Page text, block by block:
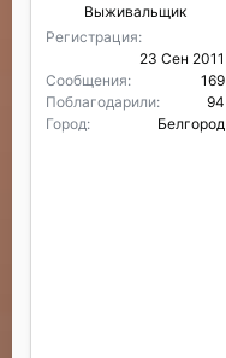
Выживальщик
Регистрация
23 Сен 2011
Сообщения
169
Поблагодарили
94
Город
Белгород